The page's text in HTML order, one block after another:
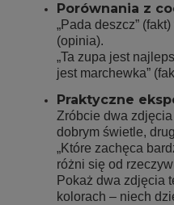
Porównania z
„Pada deszcz”
(opinia).
„Ta zupa jest
jest marchewka”
Praktyczne
Zróbcie dwa
dobrym świetle,
„Które zachęca
różni się od
Pokaż dwa zdjęcia
kolorach – niech